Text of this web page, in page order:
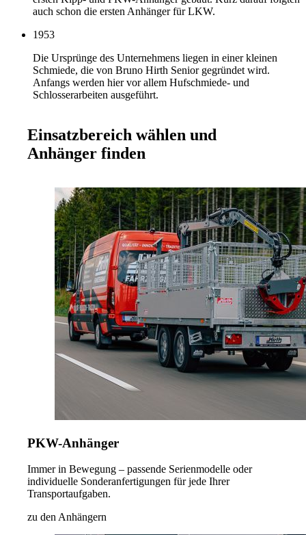
auch schon die ersten Anhänger für LKW.
1953
Die Ursprünge des Unternehmens liegen in einer kleinen
Schmiede, die von Bruno Hirth Senior gegründet wird.
Anfangs werden hier vor allem Hufschmiede- und
Schlosserarbeiten ausgeführt.
Einsatzbereich wählen und
Anhänger finden
PKW-Anhänger
Immer in Bewegung – passende Serienmodelle oder
individuelle Sonderanfertigungen für jede Ihrer
Transportaufgaben.
zu den Anhängern